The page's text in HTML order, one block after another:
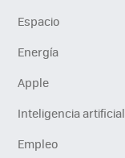
Espacio
Energía
Apple
Inteligencia artificial
Empleo